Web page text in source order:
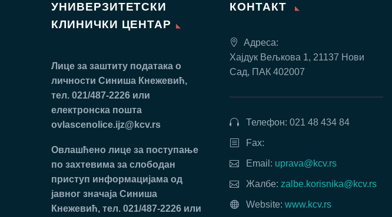
УНИВЕРЗИТЕТСКИ
КЛИНИЧКИ ЦЕНТАР
Лице за заштиту података о
личности Синиша Кнежевић,
тел. 021/487-2226 или
електронска пошта
ovlascenolice.ijz@kcv.rs
Oвлaшћeнo лицe зa пoступaњe
пo зaхтeвимa зa слободан
приступ инфoрмaциjaмa oд
jaвнoг знaчaja Синиша
Кнежевић, тел. 021/487-2226 или
КОНТАКТ
Адреса:
Хајдук Вељкова 1, 21137 Нови
Сад, ПАК 402007
Телефон: 021 48 434 84
Fax:
Email: uprava@kcv.rs
Жалбе: zalbe.korisnika@kcv.rs
Website: www.kcv.rs